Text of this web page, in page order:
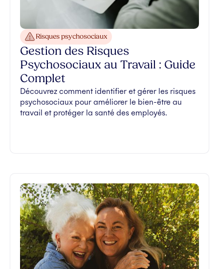
Risques psychosociaux
Gestion des Risques
Psychosociaux au Travail : Guide
Complet
Découvrez comment identifier et gérer les risques
psychosociaux pour améliorer le bien-être au
travail et protéger la santé des employés.